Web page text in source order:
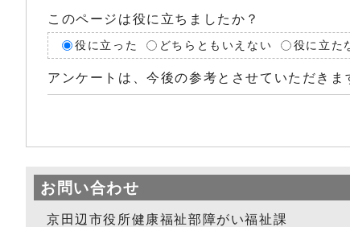
このページは役に立ちましたか？
役に立った どちらともいえない 役に立た
アンケートは、今後の参考とさせていただきま
お問い合わせ
京田辺市役所健康福祉部障がい福祉課